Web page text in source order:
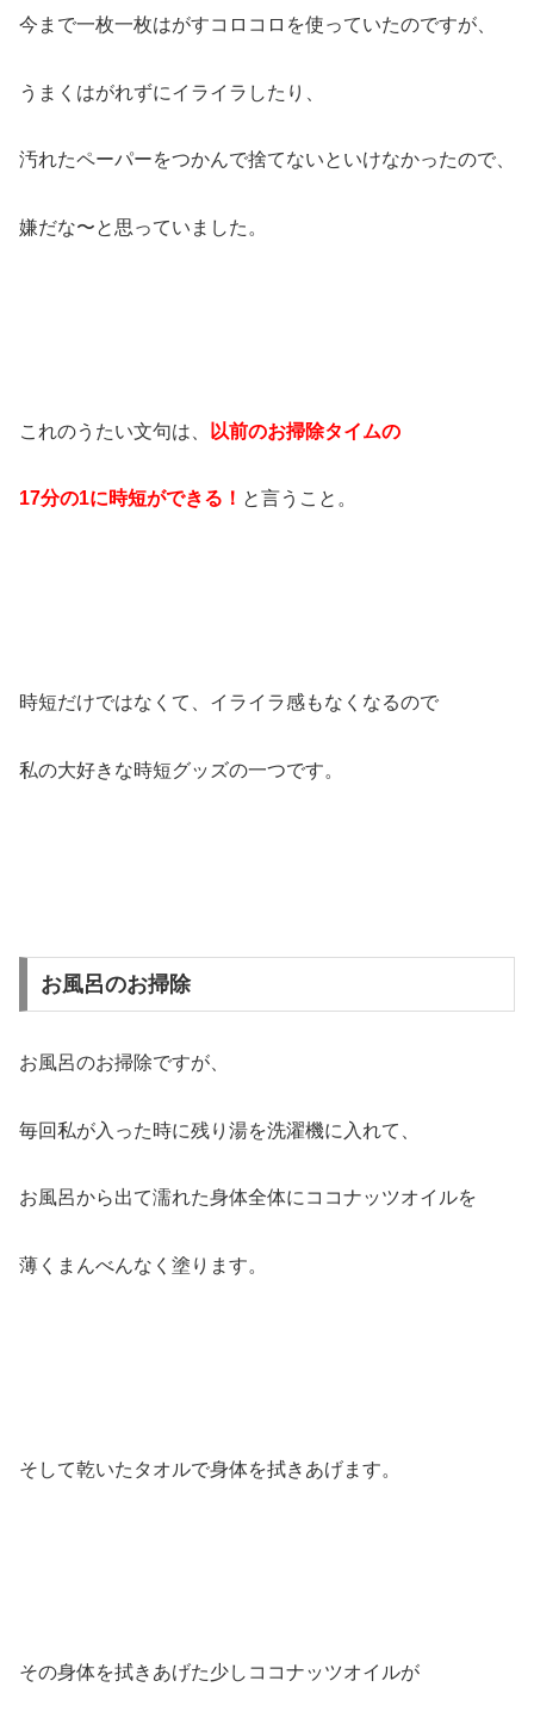
今まで一枚一枚はがすコロコロを使っていたのですが、
うまくはがれずにイライラしたり、
汚れたペーパーをつかんで捨てないといけなかったので、
嫌だな〜と思っていました。
これのうたい文句は、 以前のお掃除タイムの
17分の1に時短ができる！ と言うこと。
時短だけではなくて、イライラ感もなくなるので
私の大好きな時短グッズの一つです。
お風呂のお掃除
お風呂のお掃除ですが、
毎回私が入った時に残り湯を洗濯機に入れて、
お風呂から出て濡れた身体全体にココナッツオイルを
薄くまんべんなく塗ります。
そして乾いたタオルで身体を拭きあげます。
その身体を拭きあげた少しココナッツオイルが